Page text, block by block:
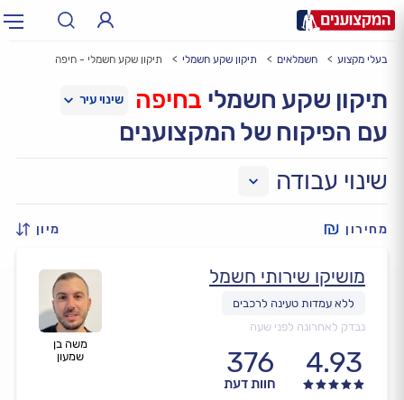
עירעיר: תל אביב, חיפה…
בעלי מקצוע חשמלאים תיקון שקע חשמלי תיקון שקע חשמלי - חיפה
תיקון שקע חשמלי בחיפה
עם הפיקוח של המקצוענים
שינוי עבודה
מחירון מיון
משה בן
שמעון
מושיקו שירותי חשמל
נבדק לאחרונה לפני שעה
4.93
376
חוות דעת